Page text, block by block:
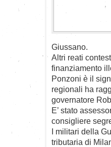
Giussano.
Altri reati
finanziamento
Ponzoni è il
regionali ha
governatore
E’ stato
consigliere
I militari della
tributaria di